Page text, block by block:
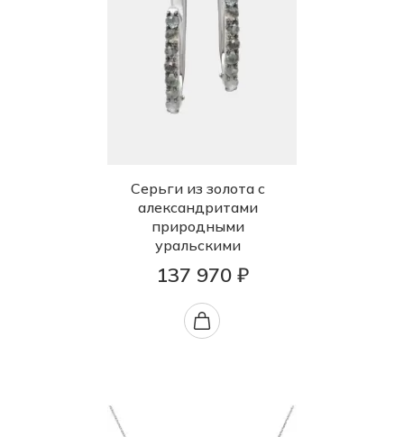
Серьги из золота с
александритами
природными
уральскими
137 970 ₽